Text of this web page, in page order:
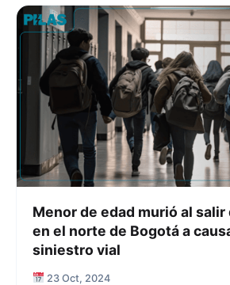
Menor de edad murió al
en el norte de Bogotá a
siniestro vial
23 Oct, 2024